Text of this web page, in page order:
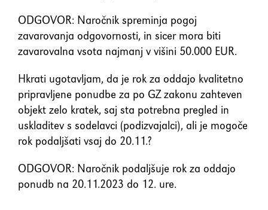
ODGOVOR: Naročnik spreminja pogoj
zavarovanja odgovornosti, in sicer mora biti
zavarovalna vsota najmanj v višini 50.000 EUR.
Hkrati ugotavljam, da je rok za oddajo kvalitetno
pripravljene ponudbe za po GZ zakonu zahteven
objekt zelo kratek, saj sta potrebna pregled in
uskladitev s sodelavci (podizvajalci), ali je mogoče
rok podaljšati vsaj do 20.11.?
ODGOVOR: Naročnik podaljšuje rok za oddajo
ponudb na 20.11.2023 do 12. ure.